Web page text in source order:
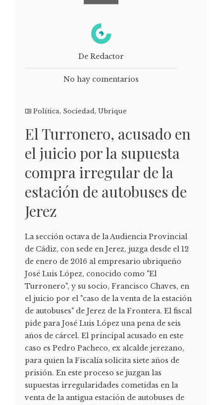
De Redactor
No hay comentarios
Política, Sociedad, Ubrique
El Turronero, acusado en
el juicio por la supuesta
compra irregular de la
estación de autobuses de
Jerez
La sección octava de la Audiencia Provincial
de Cádiz, con sede en Jerez, juzga desde el 12
de enero de 2016 al empresario ubriqueño
José Luis López, conocido como "El
Turronero", y su socio, Francisco Chaves, en
el juicio por el "caso de la venta de la estación
de autobuses" de Jerez de la Frontera. El fiscal
pide para José Luis López una pena de seis
años de cárcel. El principal acusado en este
caso es Pedro Pacheco, ex alcalde jerezano,
para quien la Fiscalía solicita siete años de
prisión. En este proceso se juzgan las
supuestas irregularidades cometidas en la
venta de la antigua estación de autobuses de